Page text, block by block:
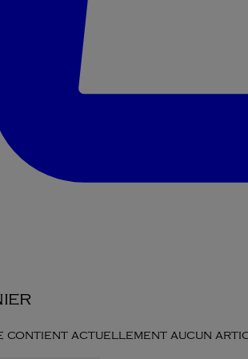
contient actuellement aucun